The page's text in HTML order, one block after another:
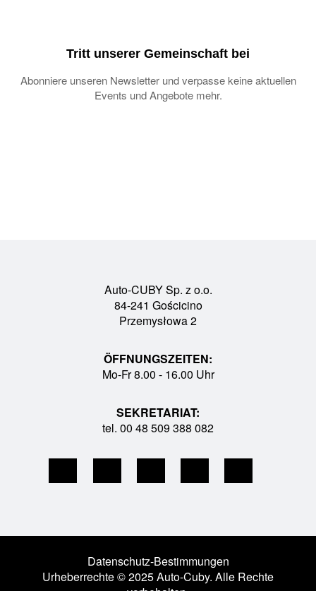
Tritt unserer Gemeinschaft bei
Abonniere unseren Newsletter und verpasse keine aktuellen
Events und Angebote mehr.
Auto-CUBY Sp. z o.o.
84-241 Gościcino
Przemysłowa 2
ÖFFNUNGSZEITEN:
Mo-Fr 8.00 - 16.00 Uhr
SEKRETARIAT:
tel. 00 48 509 388 082
Datenschutz-Bestimmungen
Urheberrechte © 2025 Auto-Cuby. Alle Rechte